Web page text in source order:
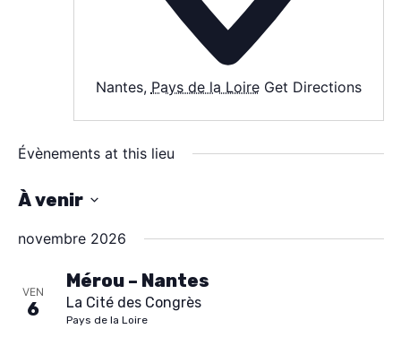
AGENDA
SPECTACLE
À PROPOS
CONTACT
Nantes, Pays de la Loire Get Directions
Évènements at this lieu
À venir
novembre 2026
VEN
6
Mérou – Nantes
La Cité des Congrès
Pays de la Loire